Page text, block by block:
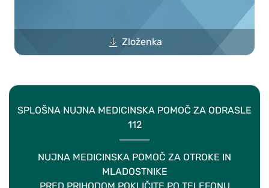
Zloženka
SPLOŠNA NUJNA MEDICINSKA POMOČ ZA ODRASLE
112
NUJNA MEDICINSKA POMOČ ZA OTROKE IN
MLADOSTNIKE
PRED PRIHODOM POKLIČITE PO TELEFONU